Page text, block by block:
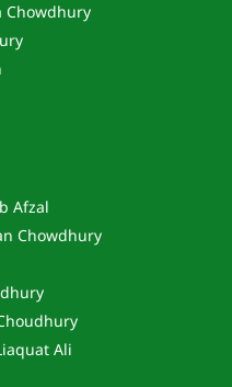
Chowdhury
Afzal
Chowdhury
Ali